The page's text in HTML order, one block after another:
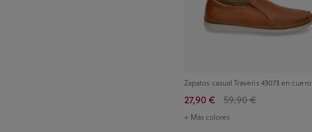
Zapatos casual Traveris 43073 en cuero
27,90 € 59,90 €
+ Más colores